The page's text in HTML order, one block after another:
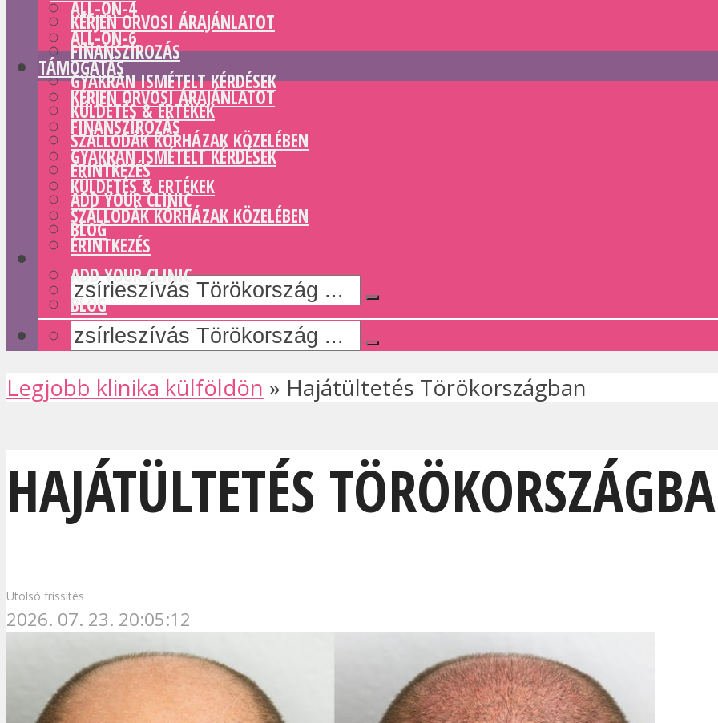
KÉRJEN ORVOSI ÁRAJÁNLATOT
FINANSZÍROZÁS
GYAKRAN ISMÉTELT KÉRDÉSEK
KÜLDETÉS & ERTÉKEK
SZÁLLODÁK KÓRHÁZAK KÖZELÉBEN
ÉRINTKEZÉS
ADD YOUR CLINIC
BLOG
ALL-ON-4
ALL-ON-6
TÁMOGATÁS
KÉRJEN ORVOSI ÁRAJÁNLATOT
FINANSZÍROZÁS
GYAKRAN ISMÉTELT KÉRDÉSEK
KÜLDETÉS & ERTÉKEK
SZÁLLODÁK KÓRHÁZAK KÖZELÉBEN
ÉRINTKEZÉS
ADD YOUR CLINIC
BLOG
Legjobb klinika külföldön » Hajátültetés Törökországban
HAJÁTÜLTETÉS
Utolsó frissítés
2026. 07. 23. 20:05:12